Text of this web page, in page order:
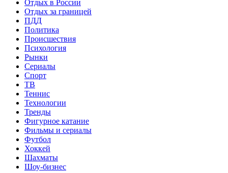
Отдых в России
Отдых за границей
ПДД
Политика
Происшествия
Психология
Рынки
Сериалы
Спорт
ТВ
Теннис
Технологии
Тренды
Фигурное катание
Фильмы и сериалы
Футбол
Хоккей
Шахматы
Шоу-бизнес